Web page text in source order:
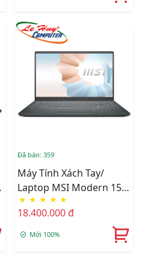
Đã bán: 359
Máy Tính Xách Tay/
Laptop MSI Modern 15
(A5M-239VN) (R7
5700U/8GB RAM/512GB
SSD/15.6 Inch
★ ★ ★ ★ ★
18.400.000 đ
Mới 100%